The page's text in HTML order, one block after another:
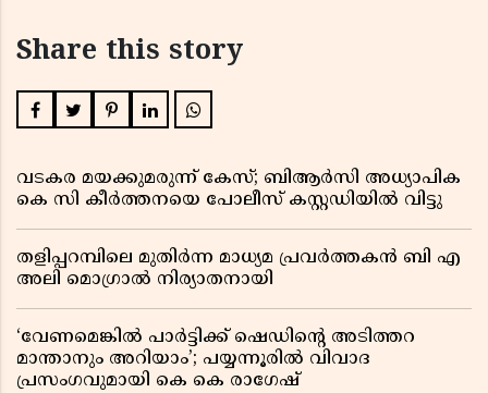
Share this story
വടകര മയക്കുമരുന്ന് കേസ്; ബിആർസി അധ്യാപിക
കെ സി കീർത്തനയെ പോലീസ് കസ്റ്റഡിയിൽ വിട്ടു
തളിപ്പറമ്പിലെ മുതിർന്ന മാധ്യമ പ്രവർത്തകൻ ബി എ
അലി മൊഗ്രാൽ നിര്യാതനായി
‘വേണമെങ്കിൽ പാർട്ടിക്ക് ഷെഡിൻ്റെ അടിത്തറ
മാന്താനും അറിയാം’; പയ്യന്നൂരിൽ വിവാദ
പ്രസംഗവുമായി കെ കെ രാഗേഷ്